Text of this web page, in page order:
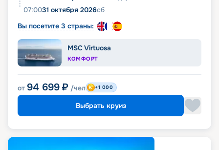
07:0031 октября 2026сб
Вы посетите 3 страны:
MSC Virtuosa
КОМФОРТ
от 94 699 ₽ /чел +1 000
Выбрать круиз